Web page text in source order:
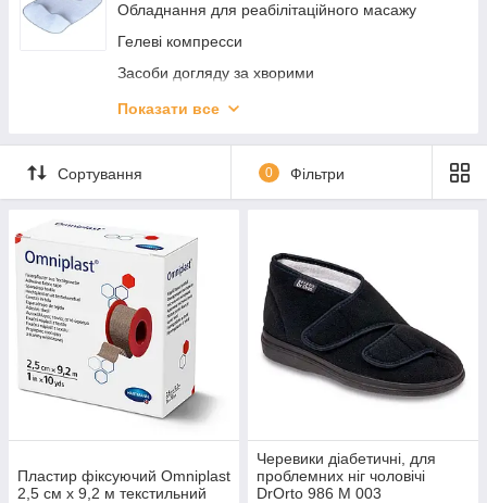
Обладнання для реабілітаційного масажу
Гелеві компресси
Засоби догляду за хворими
Паличка для ходьби (Трість)
Приладдя для ванни
Перевязочные средства и уход за ранами
Показати все
Сортування 0 Фільтри
Пластир фіксуючий Omniplast
2,5 см х 9,2 м текстильний
Черевики діабетичні, для
проблемних ніг чоловічі
DrOrto 986 M 003